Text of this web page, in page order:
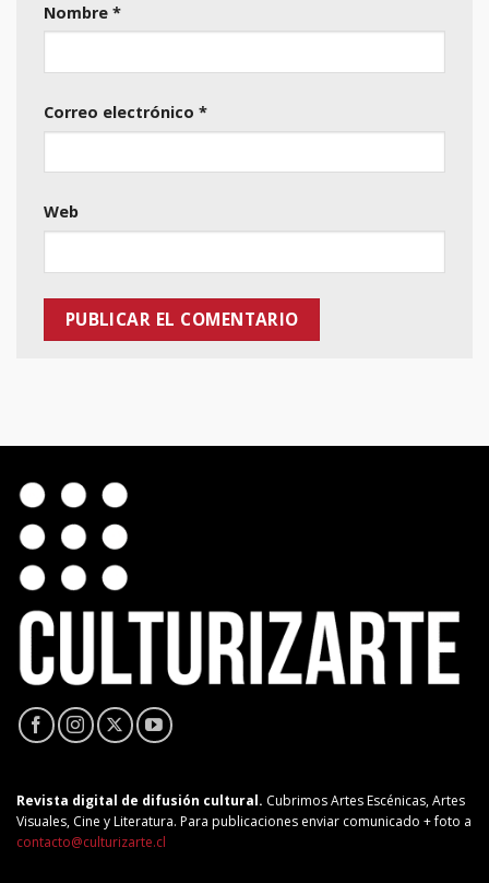
Nombre *
Correo electrónico *
Web
Revista digital de difusión cultural. Cubrimos Artes Escénicas, Artes
Visuales, Cine y Literatura. Para publicaciones enviar comunicado + foto a
contacto@culturizarte.cl